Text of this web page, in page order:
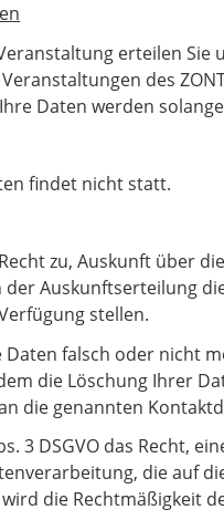
erteilen
des
Daten werden
findet nicht statt.
zu, Auskunft über
der Auskunftserteilung
stellen.
Daten falsch oder nicht
die Löschung Ihrer
die genannten
3 DSGVO das Recht,
die auf
die Rechtmäßigkeit